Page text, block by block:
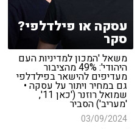
עסקה או פילדלפי?
סקר
משאל 'המכון למדיניות העם
היהודי': 49% מהציבור
מעדיפים להישאר בפילדלפי
גם במחיר ויתור על עסקה •
שמואל רוזנר ('כאן 11',
'מעריב') הסביר
03/09/2024